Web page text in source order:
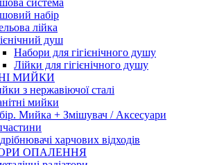
система
набір
лійка
душ
Набори для гігієнічного душу
Лійки для гігієнічного душу
МИЙКИ
з нержавіючої сталі
мийки
Мийка + Змішувач / Аксесуари
харчових відходів
ОПАЛЕННЯ